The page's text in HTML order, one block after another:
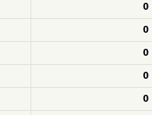
0
0
0
0
0